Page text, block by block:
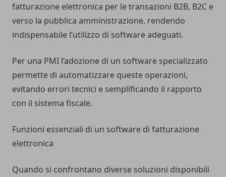
fatturazione elettronica per le transazioni B2B, B2C e
verso la pubblica amministrazione, rendendo
indispensabile l’utilizzo di software adeguati.
Per una PMI l’adozione di un software specializzato
permette di automatizzare queste operazioni,
evitando errori tecnici e semplificando il rapporto
con il sistema fiscale.
Funzioni essenziali di un software di fatturazione
elettronica
Quando si confrontano diverse soluzioni disponibili